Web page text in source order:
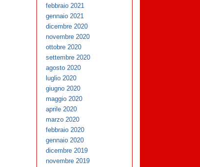
febbraio 2021
gennaio 2021
dicembre 2020
novembre 2020
ottobre 2020
settembre 2020
agosto 2020
luglio 2020
giugno 2020
maggio 2020
aprile 2020
marzo 2020
febbraio 2020
gennaio 2020
dicembre 2019
novembre 2019